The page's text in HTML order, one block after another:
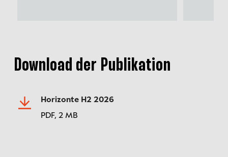
Download der Publikation
Horizonte H2 2026
PDF, 2 MB